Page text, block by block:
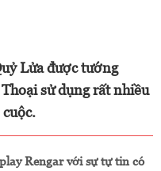
Lửa được tướng
sử dụng rất nhiều
Rengar với sự tự tin có